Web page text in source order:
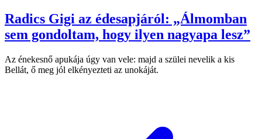
Radics Gigi az édesapjáról: „Álmomban
sem gondoltam, hogy ilyen nagyapa lesz”
Az énekesnő apukája úgy van vele: majd a szülei nevelik a kis
Bellát, ő meg jól elkényezteti az unokáját.